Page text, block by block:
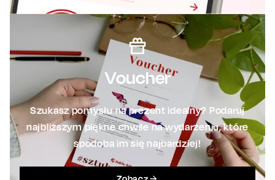
Voucher
Szukasz pomysłu na prezent idealny? Podaruj
najbliższym piękne chwile na wydarzeniu, które
spodoba im się najbardziej!